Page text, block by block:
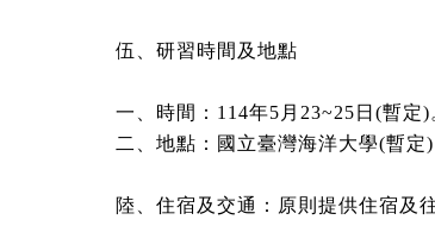
伍、研習時間及地點
一、時間：114年5月23~25日(暫定)
二、地點：國立臺灣海洋大學(暫定)
陸、住宿及交通：原則提供住宿及